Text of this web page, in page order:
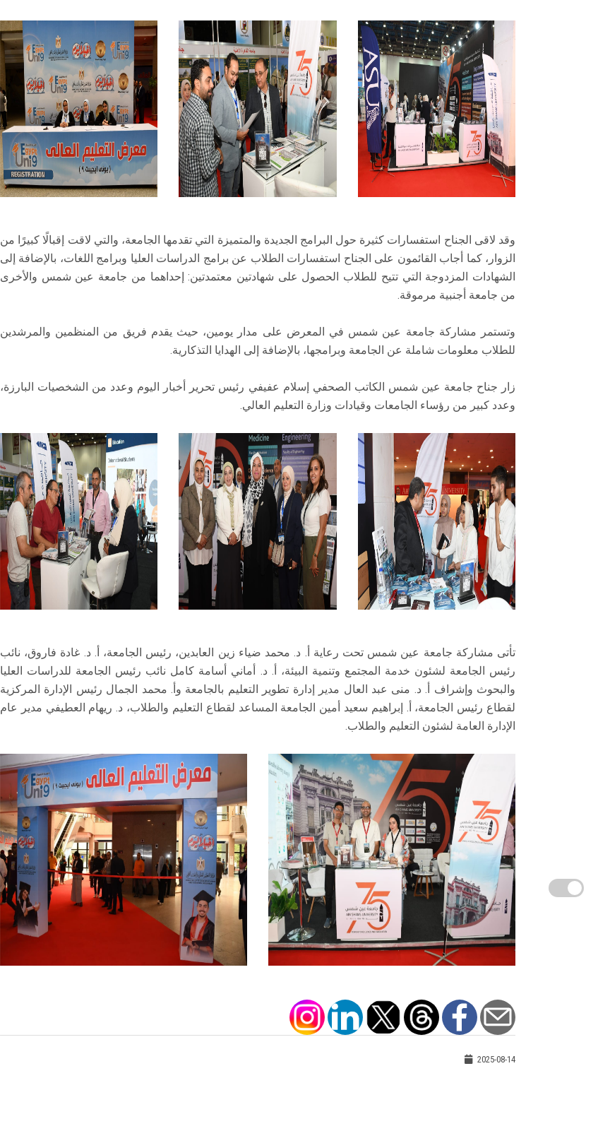
وقد لاقى الجناح استفسارات كثيرة حول البرامج الجديدة والمتميزة التي تقدمها الجامعة، والتي لاقت إقبالًا كبيرًا من
الزوار، كما أجاب القائمون على الجناح استفسارات الطلاب عن برامج الدراسات العليا وبرامج اللغات، بالإضافة إلى
الشهادات المزدوجة التي تتيح للطلاب الحصول على شهادتين معتمدتين: إحداهما من جامعة عين شمس والأخرى
من جامعة أجنبية مرموقة.
وتستمر مشاركة جامعة عين شمس في المعرض على مدار يومين، حيث يقدم فريق من المنظمين والمرشدين
للطلاب معلومات شاملة عن الجامعة وبرامجها، بالإضافة إلى الهدايا التذكارية.
زار جناح جامعة عين شمس الكاتب الصحفي إسلام عفيفي رئيس تحرير أخبار اليوم وعدد من الشخصيات البارزة،
وعدد كبير من رؤساء الجامعات وقيادات وزارة التعليم العالي.
‏‎تأتى مشاركة جامعة عين شمس تحت رعاية أ. د. محمد ضياء زين العابدين، رئيس الجامعة، أ. د. غادة فاروق، نائب
رئيس الجامعة لشئون خدمة المجتمع وتنمية البيئة، أ. د. أماني أسامة كامل نائب رئيس الجامعة للدراسات العليا
والبحوث وإشراف أ. د. منى عبد العال مدير إدارة تطوير التعليم بالجامعة وأ. محمد الجمال رئيس الإدارة المركزية
لقطاع رئيس الجامعة، أ. إبراهيم سعيد أمين الجامعة المساعد لقطاع التعليم والطلاب، د. ريهام العطيفي مدير عام
الإدارة العامة لشئون التعليم والطلاب.
2025-08-14